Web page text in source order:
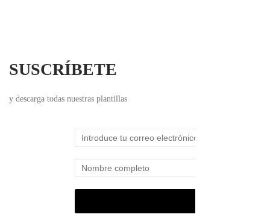
SUSCRÍBETE
y descarga todas nuestras plantillas